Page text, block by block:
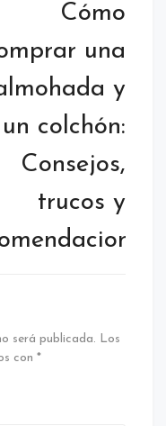
Cómo
una
y
un colchón:
Consejos,
trucos y
será publicada. Los
con *